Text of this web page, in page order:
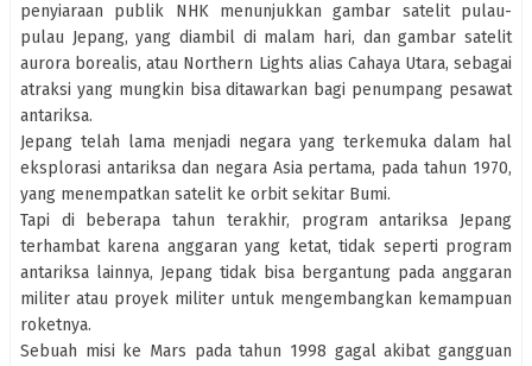
penyiaraan publik NHK menunjukkan gambar satelit pulau-
pulau Jepang, yang diambil di malam hari, dan gambar satelit
aurora borealis, atau Northern Lights alias Cahaya Utara, sebagai
atraksi yang mungkin bisa ditawarkan bagi penumpang pesawat
antariksa.
Jepang telah lama menjadi negara yang terkemuka dalam hal
eksplorasi antariksa dan negara Asia pertama, pada tahun 1970,
yang menempatkan satelit ke orbit sekitar Bumi.
Tapi di beberapa tahun terakhir, program antariksa Jepang
terhambat karena anggaran yang ketat, tidak seperti program
antariksa lainnya, Jepang tidak bisa bergantung pada anggaran
militer atau proyek militer untuk mengembangkan kemampuan
roketnya.
Sebuah misi ke Mars pada tahun 1998 gagal akibat gangguan